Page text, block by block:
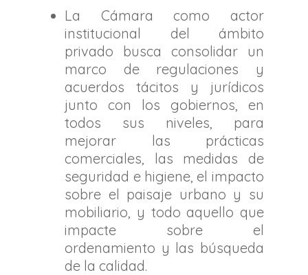
La Cámara como actor
institucional del ámbito
privado busca consolidar un
marco de regulaciones y
acuerdos tácitos y jurídicos
junto con los gobiernos, en
todos sus niveles, para
mejorar las prácticas
comerciales, las medidas de
seguridad e higiene, el impacto
sobre el paisaje urbano y su
mobiliario, y todo aquello que
impacte sobre el
ordenamiento y las búsqueda
de la calidad.